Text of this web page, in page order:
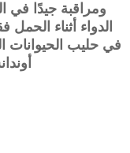
ومراقبة جيدًا في
الدواء أثناء
في حليب الحيوانات